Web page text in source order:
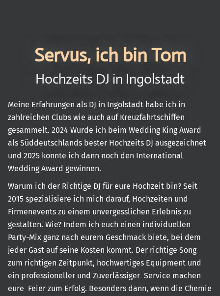
Servus, ich bin Tom
Hochzeits DJ in Ingolstadt
Meine Erfahrungen als DJ in Ingolstadt habe ich in
zahlreichen Clubs wie auch auf Kreuzfahrtschiffen
gesammelt. 2024 Wurde ich beim Wedding King Award
als Süddeutschlands bester Hochzeits DJ ausgezeichnet
und 2025 konnte ich dann noch den International
Wedding Award gewinnen.
Warum ich der Richtige DJ für eure Hochzeit bin? Seit
2015 spezialisiere ich mich darauf, Hochzeiten und
Firmenevents zu einem unvergesslichen Erlebnis zu
gestalten. Wie? Indem ich euch einen individuellen
Party-Mix ganz nach eurem Geschmack biete, bei dem
jeder Gast auf seine Kosten kommt. Der richtige Song
zum richtigen Zeitpunkt, hochwertiges Equipment und
ein professioneller und Zuverlässiger Service machen
eure Feier zum Erfolg. Besonders dann, wenn die Chemie